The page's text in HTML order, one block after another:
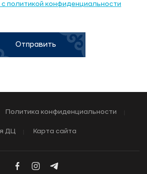
политикой конфиденциальности
Отправить
Политика конфиденциальности
ДЦ Карта сайта